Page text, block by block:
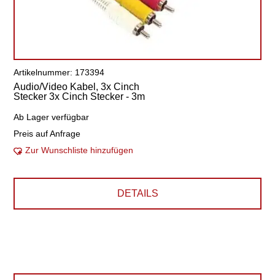
Artikelnummer: 173394
Audio/Video Kabel, 3x Cinch
Stecker 3x Cinch Stecker - 3m
Ab Lager verfügbar
Preis auf Anfrage
Zur Wunschliste hinzufügen
DETAILS